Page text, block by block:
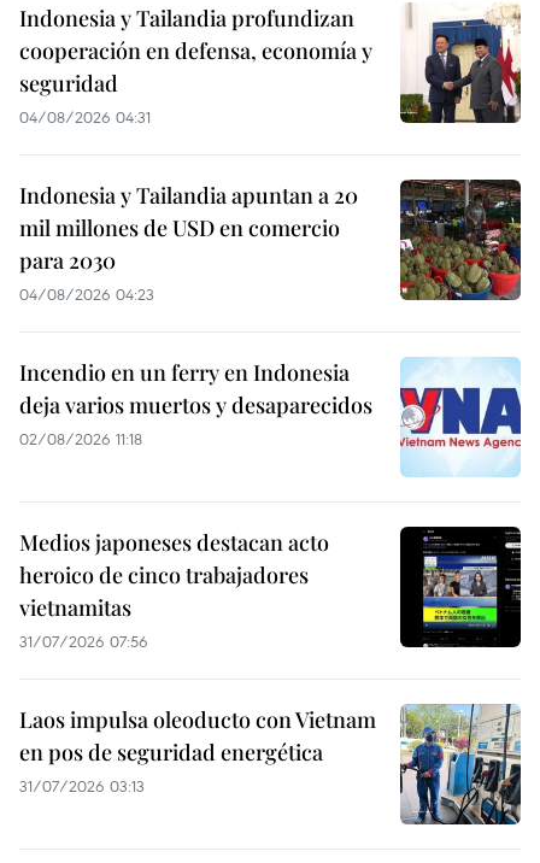
Indonesia y Tailandia profundizan
cooperación en defensa, economía y
seguridad
04/08/2026 04:31
Indonesia y Tailandia apuntan a 20
mil millones de USD en comercio
para 2030
04/08/2026 04:23
Incendio en un ferry en Indonesia
deja varios muertos y desaparecidos
02/08/2026 11:18
Medios japoneses destacan acto
heroico de cinco trabajadores
vietnamitas
31/07/2026 07:56
Laos impulsa oleoducto con Vietnam
en pos de seguridad energética
31/07/2026 03:13